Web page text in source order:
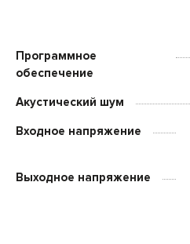
Программное
обеспечение
Акустический шум
Входное напряжение
Выходное напряжение